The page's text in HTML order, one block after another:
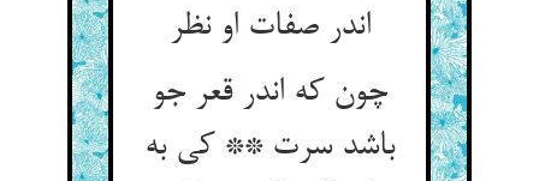
اندر صفات او نظر
چون که اندر قعر جو
باشد سرت ** کی به